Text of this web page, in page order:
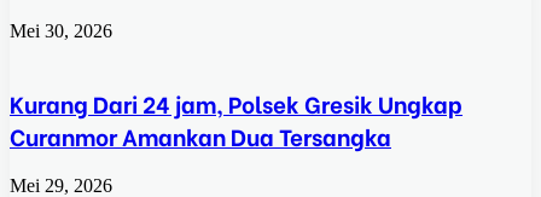
Mei 30, 2026
Kurang Dari 24 jam, Polsek Gresik Ungkap
Curanmor Amankan Dua Tersangka
Mei 29, 2026